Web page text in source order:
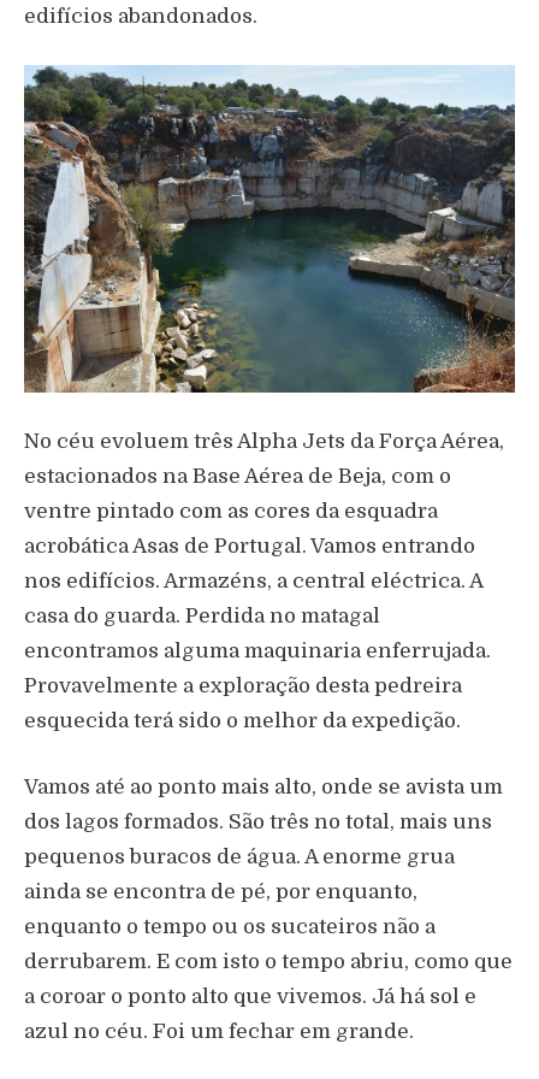
edifícios abandonados.
No céu evoluem três Alpha Jets da Força Aérea,
estacionados na Base Aérea de Beja, com o
ventre pintado com as cores da esquadra
acrobática Asas de Portugal. Vamos entrando
nos edifícios. Armazéns, a central eléctrica. A
casa do guarda. Perdida no matagal
encontramos alguma maquinaria enferrujada.
Provavelmente a exploração desta pedreira
esquecida terá sido o melhor da expedição.
Vamos até ao ponto mais alto, onde se avista um
dos lagos formados. São três no total, mais uns
pequenos buracos de água. A enorme grua
ainda se encontra de pé, por enquanto,
enquanto o tempo ou os sucateiros não a
derrubarem. E com isto o tempo abriu, como que
a coroar o ponto alto que vivemos. Já há sol e
azul no céu. Foi um fechar em grande.